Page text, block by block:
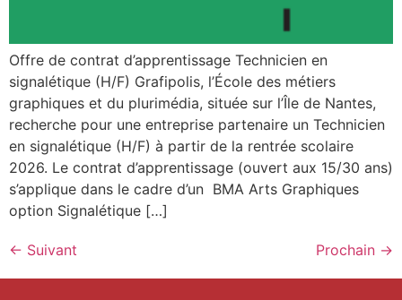
Offre de contrat d’apprentissage Technicien en
signalétique (H/F) Grafipolis, l’École des métiers
graphiques et du plurimédia, située sur l’Île de Nantes,
recherche pour une entreprise partenaire un Technicien
en signalétique (H/F) à partir de la rentrée scolaire
2026. Le contrat d’apprentissage (ouvert aux 15/30 ans)
s’applique dans le cadre d’un BMA Arts Graphiques
option Signalétique […]
← Suivant Prochain →